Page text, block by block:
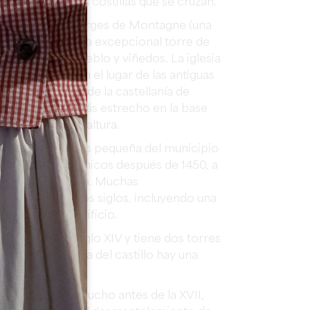
sobre las costillas que se cruzan.
en Saint Georges de Montagne (una
tiene una excepcional torre de
encima del pueblo y viñedos. La iglesia
construido en el lugar de las antiguas
la más antigua de la castellanía de
es original, más estrecho en la base
23 metros de altura.
es la más pequeña del municipio
por los británicos después de 1450, a
ruinas también. Muchas
a lo largo de los siglos, incluyendo una
colapso del edificio.
en el siglo XIV y tiene dos torres
Fuera del castillo hay una
construida mucho antes de la XVII,